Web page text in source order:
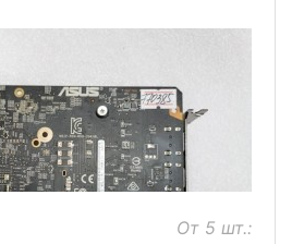
От 5 шт.: